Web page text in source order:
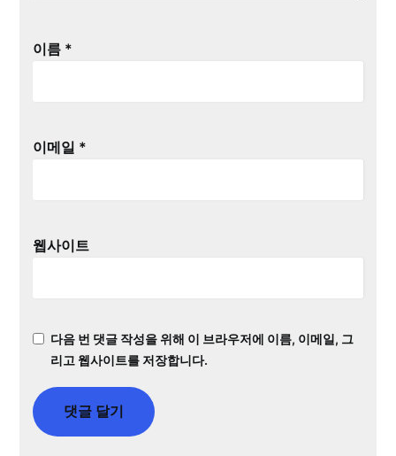
이름 *
이메일 *
웹사이트
다음 번 댓글 작성을 위해 이 브라우저에 이름, 이메일, 그
리고 웹사이트를 저장합니다.